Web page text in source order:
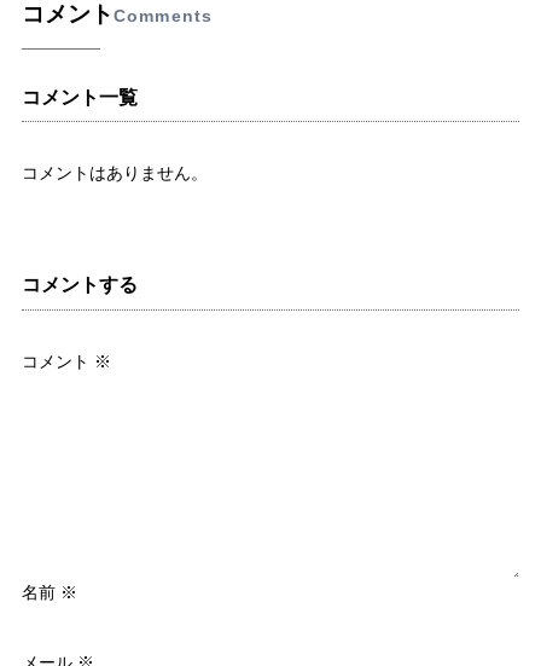
コメントComments
コメント一覧
コメントはありません。
コメントする
コメント ※
名前 ※
メール ※